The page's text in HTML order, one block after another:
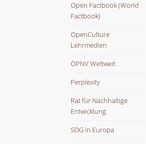
Open Factbook (World
Factbook)
OpenCulture
Lehrmedien
ÖPNV Weltweit
Perplexity
Rat für Nachhaltige
Entwicklung
SDG in Europa